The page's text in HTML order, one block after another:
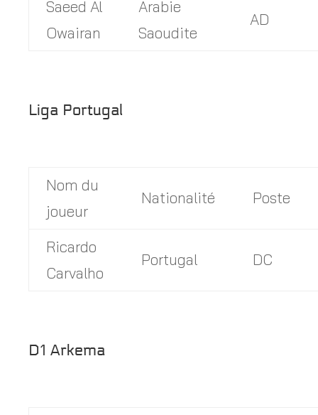
Saeed Al
Owairan
Arabie
Saoudite
AD
Liga Portugal
Nom du
joueur
Nationalité Poste
Ricardo
Carvalho
Portugal DC
D1 Arkema